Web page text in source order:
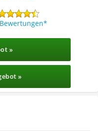
»
»